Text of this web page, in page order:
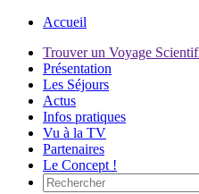
Accueil
Trouver un Voyage
Présentation
Les Séjours
Actus
Infos pratiques
Vu à la TV
Partenaires
Le Concept !